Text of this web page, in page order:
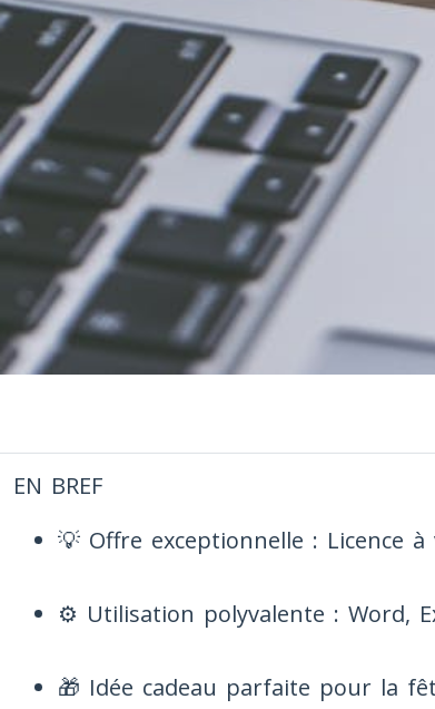
EN BREF
💡 Offre exceptionnelle : Licence à
⚙️ Utilisation polyvalente : Word,
🎁 Idée cadeau parfaite pour la